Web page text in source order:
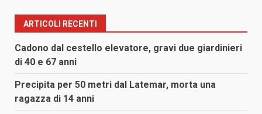
ARTICOLI RECENTI
Cadono dal cestello elevatore, gravi due giardinieri
di 40 e 67 anni
Precipita per 50 metri dal Latemar, morta una
ragazza di 14 anni